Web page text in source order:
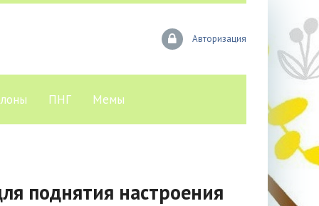
Авторизация
ПНГ Мемы
поднятия настроения